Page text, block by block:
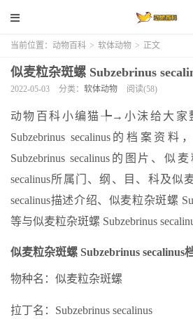
当前位置： 动物百科 > 软体动物 > 正文
似麦粒杂斑螺 Subzebrinus
2022-05-03 分类： 软体动物 阅读(58)
动物百科小编猫╄→小沫给大家
Subzebrinus secalinus的档案资
Subzebrinus secalinus的图片、似
secalinus所属门、纲、目、科及似
secalinus描述介绍、似麦粒杂斑螺
等与似麦粒杂斑螺 Subzebrinus
似麦粒杂斑螺 Subzebrinus secalinus
物种名：似麦粒杂斑螺
拉丁名：Subzebrinus secalinus